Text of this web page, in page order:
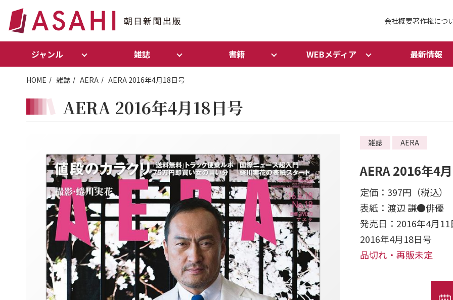
会社概要著作権につ
ジャンル 雑誌 書籍 WEBメディア 最新情報
HOME 雑誌 AERA AERA 2016年4月18日号
AERA 2016年4月18日号
雑誌 AERA
AERA 2016年4
定価：397円（税込）
表紙：渡辺 謙●俳優
発売日：2016年4月11
2016年4月18日号
品切れ・再販未定